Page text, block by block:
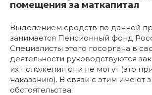
помещения за маткапитал
Выделением средств по данной
занимается Пенсионный фонд
Специалисты этого госоргана в
деятельности руководствуются
их положения они не могут (это
наказанию). В связи с этим имеют
обстоятельства: